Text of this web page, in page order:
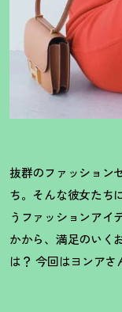
抜群のファッション
ち。そんな彼女たち
うファッションアイ
かから、満足のいく
は？ 今回はヨンアさ